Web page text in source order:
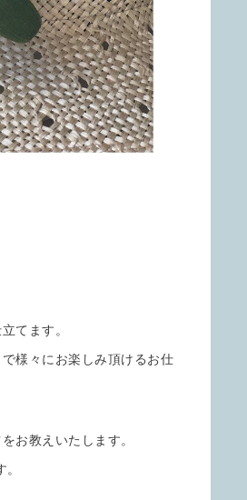
てます。
様々にお楽しみ頂けるお仕
お教えいたします。